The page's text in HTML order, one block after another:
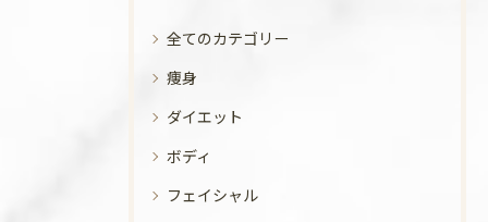
全てのカテゴリー
痩身
ダイエット
ボディ
フェイシャル